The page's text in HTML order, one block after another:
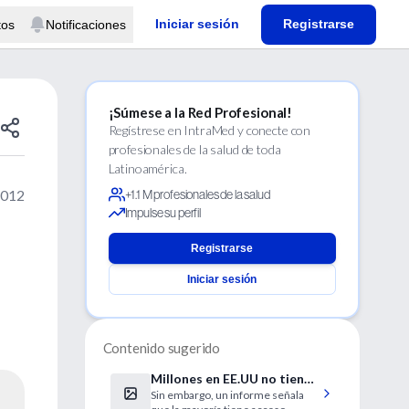
Notificaciones Iniciar sesión Registrarse
¡Súmese a la Red Profesional!
Regístrese en IntraMed y conecte con
profesionales de la salud de toda
Latinoamérica.
+1.1 M profesionales de la salud
Impulse su perfil
Registrarse
Iniciar sesión
Contenido sugerido
Millones en EE.UU no tienen
su presión arterial alta bajo
Sin embargo, un informe señala